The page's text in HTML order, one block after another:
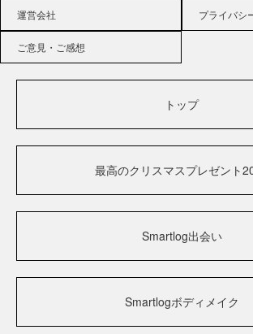
運営会社 プライバシ
ご意見・ご感想
トップ
最高のクリスマスプレゼント
Smartlog出会い
Smartlogボディメイク